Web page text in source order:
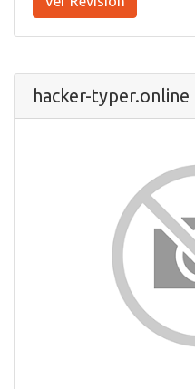
hacker-typer.online